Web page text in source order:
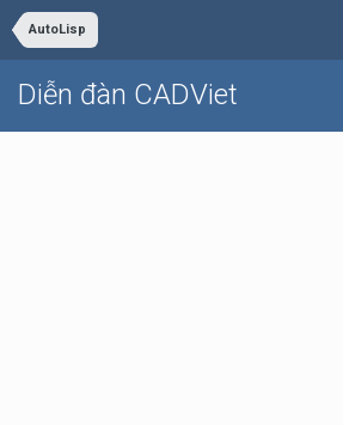
AutoLisp
Diễn đàn CADViet